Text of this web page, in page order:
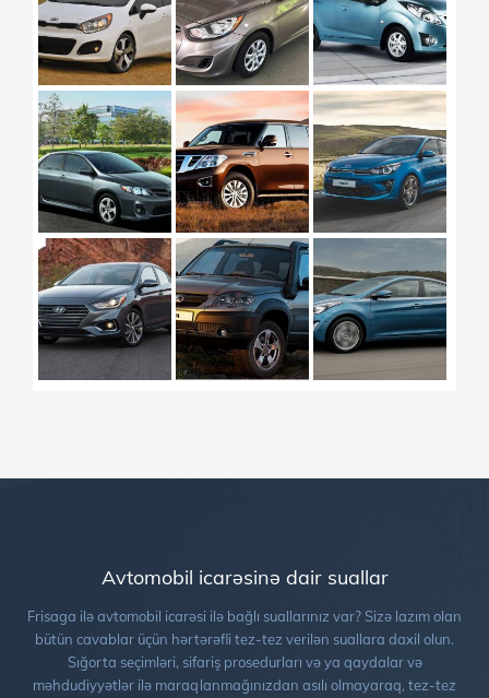
NISSAN
PATROL
GÜNLÜK ₼44
KIA RIO
GÜNLÜK ₼44
CHEVRОLET
NIVA
GÜNLÜK ₼45
HYUNDAI
ELANTRA
GÜNLÜK ₼47
Avtomobil icarəsinə dair suallar
Frisaga ilə avtomobil icarəsi ilə bağlı suallarınız var? Sizə lazım olan
bütün cavablar üçün hərtərəfli tez-tez verilən suallara daxil olun.
Sığorta seçimləri, sifariş prosedurları və ya qaydalar və
məhdudiyyətlər ilə maraqlanmağınızdan asılı olmayaraq, tez-tez